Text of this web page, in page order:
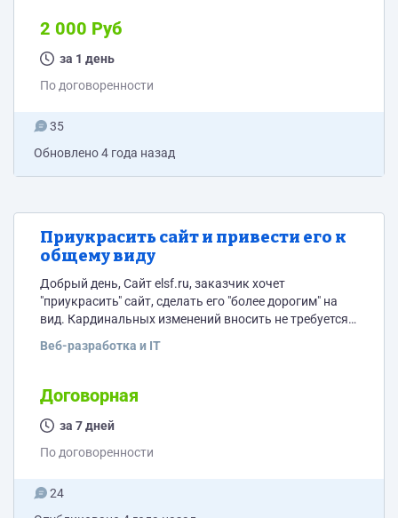
2 000 Руб
за 1 день
По договоренности
35
Обновлено4 года назад
Приукрасить сайт и привести его к
общему виду
Добрый день, Сайт elsf.ru, заказчик хочет
"приукрасить" сайт, сделать его "более дорогим" на
вид. Кардинальных изменений вносить не требуется!
критериев нет. Цена выше 10-15 тысяч рублей не
кандидата - будет связан напрямую с заказчиком без
посредников.
Веб-разработка и IT
Договорная
за 7 дней
По договоренности
24